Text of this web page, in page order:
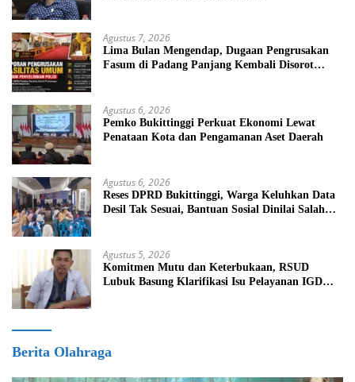
Agustus 7, 2026
Lima Bulan Mengendap, Dugaan Pengrusakan
Fasum di Padang Panjang Kembali Disorot
Agustus 6, 2026
Pemko Bukittinggi Perkuat Ekonomi Lewat
Penataan Kota dan Pengamanan Aset Daerah
Agustus 6, 2026
Reses DPRD Bukittinggi, Warga Keluhkan Data
Desil Tak Sesuai, Bantuan Sosial Dinilai Salah
Agustus 5, 2026
Komitmen Mutu dan Keterbukaan, RSUD
Lubuk Basung Klarifikasi Isu Pelayanan IGD
Berita Olahraga